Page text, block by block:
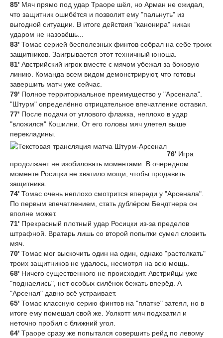
85' Мяч прямо под удар Траоре шёл, но Арман не ожидал,
что защитник ошибётся и позволит ему "пальнуть" из
выгодной ситуации. В итоге действия "канонира" никак
ударом не назовёшь...
83' Томас серией бесполезных финтов собрал на себе троих
защитников. Заигрывается этот техничный юноша.
81' Австрийский игрок вместе с мячом убежал за боковую
линию. Команда всем видом демонстрируют, что готовы
завершить матч уже сейчас.
79' Полное территориальное преимущество у "Арсенала".
"Штурм" определённо отрицательное впечатление оставил.
77' После подачи от углового флажка, неплохо в удар
"вложился" Кошилни. От его головы мяч улетел выше
перекладины.
76' Игра
продолжает не изобиловать моментами. В очередном
моменте Росицки не хватило мощи, чтобы продавить
защитника.
74' Томас очень неплохо смотрится впереди у "Арсенала".
По первым впечатлением, стать дублёром Бендтнера он
вполне может.
71' Прекрасный плотный удар Росицки из-за пределов
штрафной. Вратарь лишь со второй попытки сумел словить
мяч.
70' Томас мог выскочить один на один, однако "растолкать"
троих защитников не удалось, несмотря на всю мощь.
68' Ничего существенного не происходит. Австрийцы уже
"поднаелись", нет особых силёнок бежать вперёд. А
"Арсенал" давно всё устраивает.
65' Томас классную серию финтов на "платке" затеял, но в
итоге ему помешал свой же. Уолкотт мяч подхватил и
неточно пробил с ближний угол.
64' Траоре сразу же попытался совершить рейд по левому